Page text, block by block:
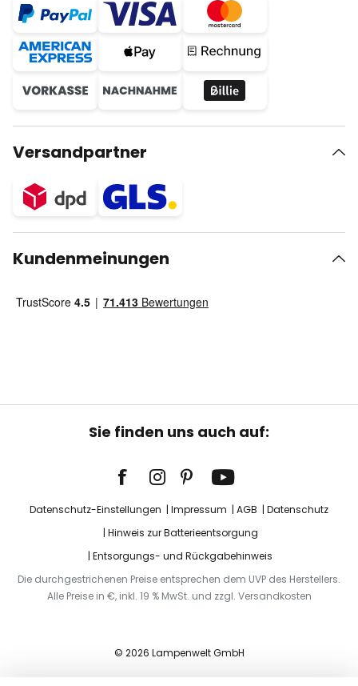
Versandpartner
Kundenmeinungen
Sie finden uns auch auf:
Datenschutz-Einstellungen Impressum AGB
Datenschutz
Hinweis zur Batterieentsorgung
Entsorgungs- und Rückgabehinweis
Die durchgestrichenen Preise entsprechen dem UVP des Herstellers.
Alle Preise in €, inkl. 19 % MwSt. und zzgl. Versandkosten
© 2026 Lampenwelt GmbH